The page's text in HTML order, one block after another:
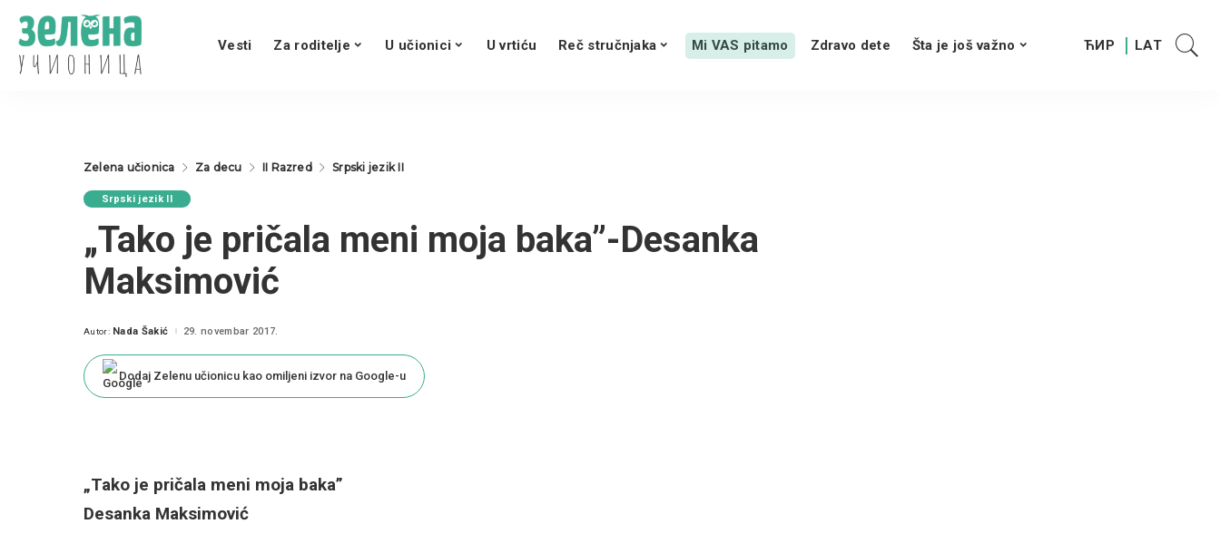
Vesti Za roditelje U učionici U vrtiću Reč stručnjaka Mi VAS pitamo Zdravo dete Šta je još važno
Zelena učionica Za decu II Razred Srpski jezik II
Srpski jezik II
„Tako je pričala meni moja baka”-Desanka
Maksimović
Posted
Autor: Nada Šakić 29. novembar 2017.
Dodaj Zelenu učionicu kao omiljeni izvor na Google-u
„Tako je pričala meni moja baka”
Desanka Maksimović